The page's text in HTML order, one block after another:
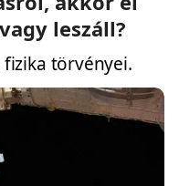
leszáll?
törvényei.